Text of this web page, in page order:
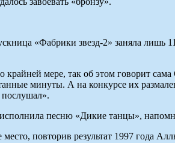
«Фабрики звезд-2» заняла лишь
мере, так об этом говорит
минуты. А на конкурсе их
послушал».
исполнила песню «Дикие танцы»,
повторив результат 1997 года